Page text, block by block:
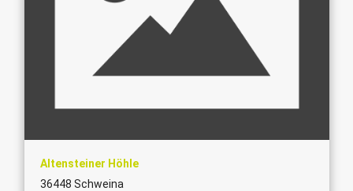
Altensteiner Höhle
36448 Schweina